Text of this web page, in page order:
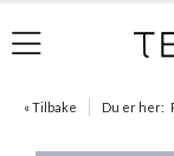
« Tilbake Du er her: